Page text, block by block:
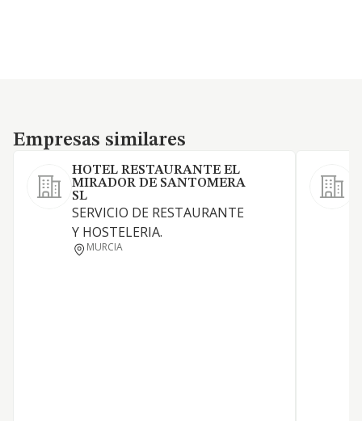
Empresas similares
Empresas similares
HOTEL RESTAURANTE EL
MIRADOR DE SANTOMERA
SL
SERVICIO DE RESTAURANTE
Y HOSTELERIA.
MURCIA